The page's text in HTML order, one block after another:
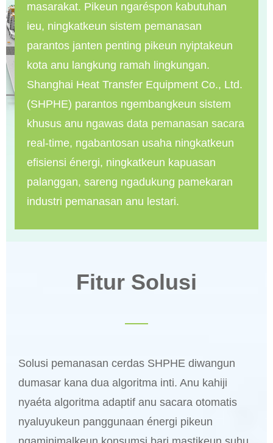
masarakat. Pikeun ngaréspon kabutuhan
ieu, ningkatkeun sistem pemanasan
parantos janten penting pikeun nyiptakeun
kota anu langkung ramah lingkungan.
Shanghai Heat Transfer Equipment Co., Ltd.
(SHPHE) parantos ngembangkeun sistem
khusus anu ngawas data pemanasan sacara
real-time, ngabantosan usaha ningkatkeun
efisiensi énergi, ningkatkeun kapuasan
palanggan, sareng ngadukung pamekaran
industri pemanasan anu lestari.
Fitur Solusi
Solusi pemanasan cerdas SHPHE diwangun
dumasar kana dua algoritma inti. Anu kahiji
nyaéta algoritma adaptif anu sacara otomatis
nyaluyukeun panggunaan énergi pikeun